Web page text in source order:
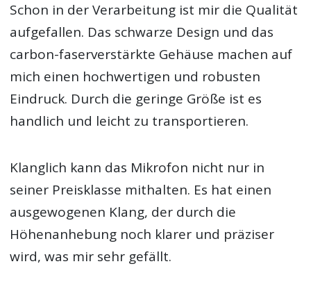
Schon in der Verarbeitung ist mir die Qualität
aufgefallen. Das schwarze Design und das
carbon-faserverstärkte Gehäuse machen auf
mich einen hochwertigen und robusten
Eindruck. Durch die geringe Größe ist es
handlich und leicht zu transportieren.
Klanglich kann das Mikrofon nicht nur in
seiner Preisklasse mithalten. Es hat einen
ausgewogenen Klang, der durch die
Höhenanhebung noch klarer und präziser
wird, was mir sehr gefällt.